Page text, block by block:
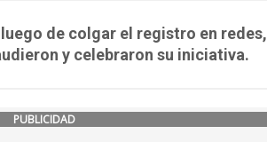
de colgar el registro en redes,
y celebraron su iniciativa.
PUBLICIDAD